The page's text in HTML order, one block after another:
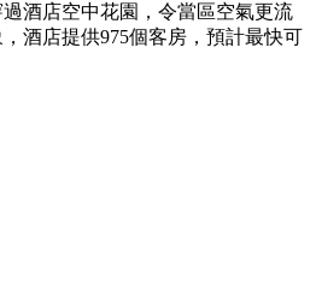
酒店空中花園，令當區空氣更流
酒店提供975個客房，預計最快可